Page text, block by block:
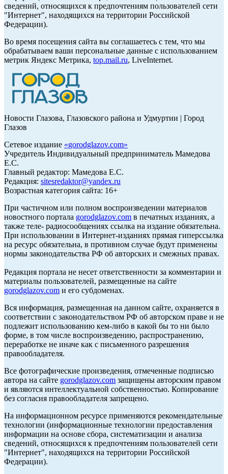
сведений, относящихся к предпочтениям пользователей сети
"Интернет", находящихся на территории Российской
Федерации).
Во время посещения сайта вы соглашаетесь с тем, что мы
обрабатываем ваши персональные данные с использованием
метрик Яндекс Метрика, top.mail.ru, LiveInternet.
Новости Глазова, Глазовского района и Удмуртии | Город
Глазов
Сетевое издание «gorodglazov.com»
Учредитель Индивидуальный предприниматель Мамедова
Е.С.
Главный редактор: Мамедова Е.С.
Редакция: sitesredaktor@yandex.ru
Возрастная категория сайта: 16+
При частичном или полном воспроизведении материалов
новостного портала gorodglazov.com в печатных изданиях, а
также теле- радиосообщениях ссылка на издание обязательна.
При использовании в Интернет-изданиях прямая гиперссылка
на ресурс обязательна, в противном случае будут применены
нормы законодательства РФ об авторских и смежных правах.
Редакция портала не несет ответственности за комментарии и
материалы пользователей, размещенные на сайте
gorodglazov.com и его субдоменах.
Вся информация, размещенная на данном сайте, охраняется в
соответствии с законодательством РФ об авторском праве и не
подлежит использованию кем-либо в какой бы то ни было
форме, в том числе воспроизведению, распространению,
переработке не иначе как с письменного разрешения
правообладателя.
Все фотографические произведения, отмеченные подписью
автора на сайте gorodglazov.com защищены авторским правом
и являются интеллектуальной собственностью. Копирование
без согласия правообладателя запрещено.
На информационном ресурсе применяются рекомендательные
технологии (информационные технологии предоставления
информации на основе сбора, систематизации и анализа
сведений, относящихся к предпочтениям пользователей сети
"Интернет", находящихся на территории Российской
Федерации).